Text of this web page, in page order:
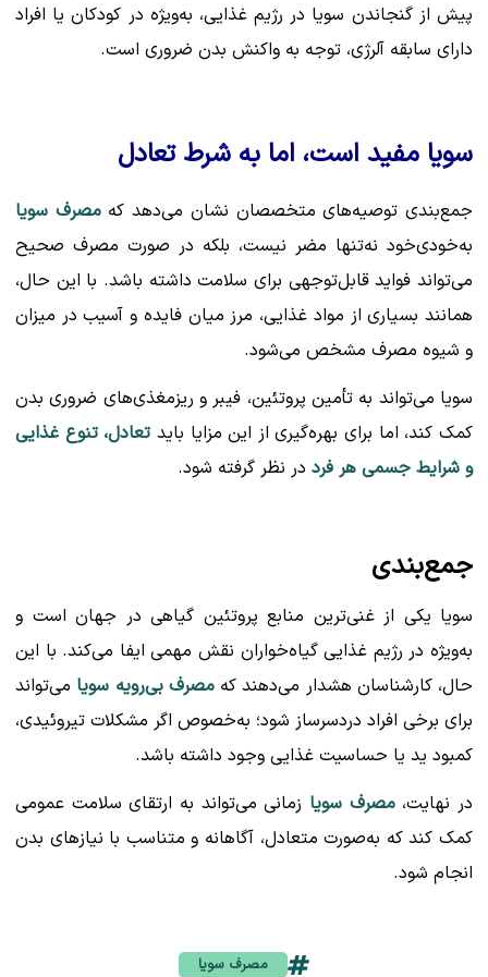
پیش از گنجاندن سویا در رژیم غذایی، به‌ویژه در کودکان یا افراد
دارای سابقه آلرژی، توجه به واکنش بدن ضروری است.
سویا مفید است، اما به شرط تعادل
جمع‌بندی توصیه‌های متخصصان نشان می‌دهد کهمصرف سویا
به‌خودی‌خود نه‌تنها مضر نیست، بلکه در صورت مصرف صحیح
می‌تواند فواید قابل‌توجهی برای سلامت داشته باشد. با این حال،
همانند بسیاری از مواد غذایی، مرز میان فایده و آسیب در میزان
و شیوه مصرف مشخص می‌شود.
سویا می‌تواند به تأمین پروتئین، فیبر و ریزمغذی‌های ضروری بدن
کمک کند، اما برای بهره‌گیری از این مزایا بایدتعادل، تنوع غذایی
و شرایط جسمی هر فرد در نظر گرفته شود.
جمع‌بندی
سویا یکی از غنی‌ترین منابع پروتئین گیاهی در جهان است و
به‌ویژه در رژیم غذایی گیاه‌خواران نقش مهمی ایفا می‌کند. با این
حال، کارشناسان هشدار می‌دهند کهمصرف بی‌رویه سویا می‌تواند
برای برخی افراد دردسرساز شود؛ به‌خصوص اگر مشکلات تیروئیدی،
کمبود ید یا حساسیت غذایی وجود داشته باشد.
در نهایت،مصرف سویا زمانی می‌تواند به ارتقای سلامت عمومی
کمک کند که به‌صورت متعادل، آگاهانه و متناسب با نیازهای بدن
انجام شود.
مصرف سویا